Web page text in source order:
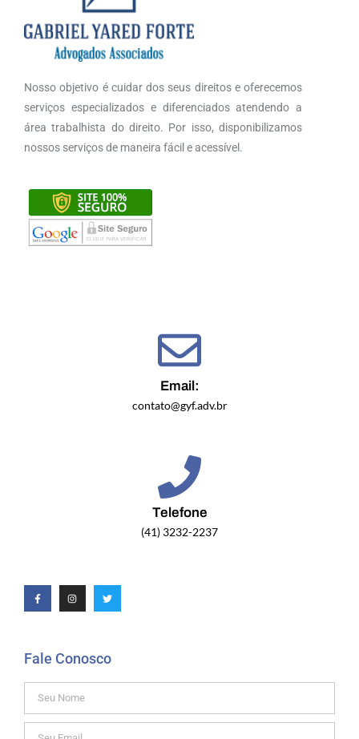
Nosso objetivo é cuidar dos seus direitos e oferecemos
serviços especializados e diferenciados atendendo a
área trabalhista do direito. Por isso, disponibilizamos
nossos serviços de maneira fácil e acessível.
Email:
contato@gyf.adv.br
Telefone
(41) 3232-2237
Fale Conosco